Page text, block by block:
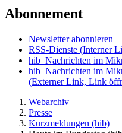
Abonnement
Newsletter abonnieren
RSS-Dienste (Interner
hib_Nachrichten im
hib_Nachrichten im
(Externer Link, Link
Webarchiv
Presse
Kurzmeldungen (hib)